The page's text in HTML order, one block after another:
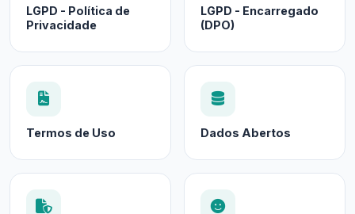
LGPD - Política de
Privacidade
LGPD - Encarregado
(DPO)
Termos de Uso Dados Abertos